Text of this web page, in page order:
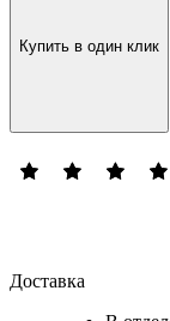
Купить в один клик
Доставка